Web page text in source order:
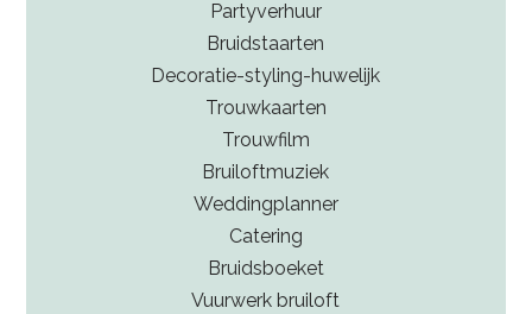
Partyverhuur
Bruidstaarten
Decoratie-styling-huwelijk
Trouwkaarten
Trouwfilm
Bruiloftmuziek
Weddingplanner
Catering
Bruidsboeket
Vuurwerk bruiloft